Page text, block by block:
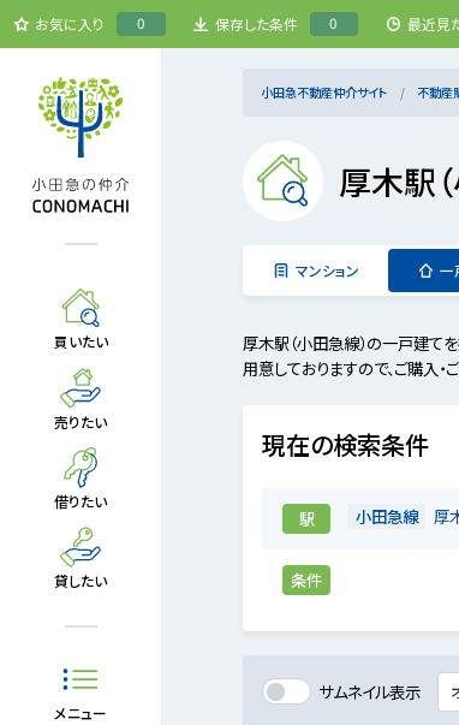
お気に入り 0 保存した条件 0 最近見
買いたい
売りたい
借りたい
貸したい
メニュー
小田急不動産仲介サイト 不動産
厚木駅
マンション 一
厚木駅（小田急線）の一戸建
用意しておりますので、ご購入
現在の検索条件
駅 小田急線 厚
条件
サムネイル表示